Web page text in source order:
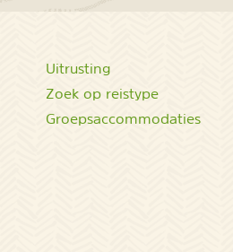
Uitrusting
Zoek op reistype
Groepsaccommodaties